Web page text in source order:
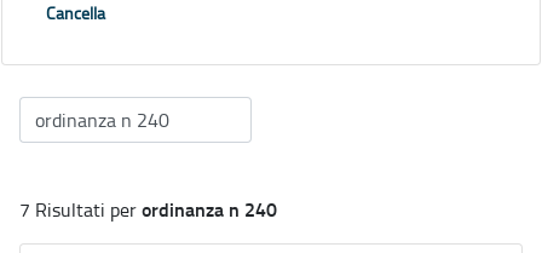
Cancella
7 Risultati perordinanza n 240